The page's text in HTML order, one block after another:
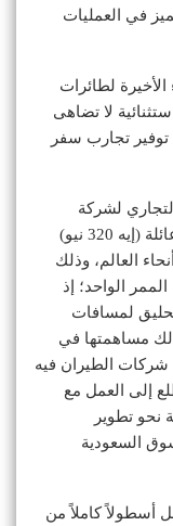
في العمليات
لطائرات
(إيه 320 نيو) مزايا استثنائية لا تضاهى
توفير تجارب سفر
لشركة
«إيرباص» ورئيس «إيرباص» الدولية: «تعد عائلة (إيه 320 نيو)
العالم، وذلك
الواحد؛ إذ
لمسافات
مساهمتها في
الطيران فيه
إلى العمل مع
تطوير
السعودية
أسطولاً كاملاً من